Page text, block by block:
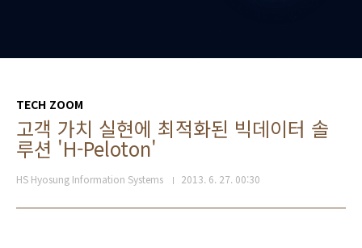
TECH ZOOM
고객 가치 실현에 최적화된 빅데이터 솔
루션 'H-Peloton'
HS Hyosung Information Systems 2013. 6. 27. 00:30